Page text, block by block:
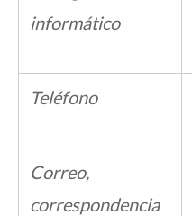
informático
Teléfono
Correo,
correspondencia